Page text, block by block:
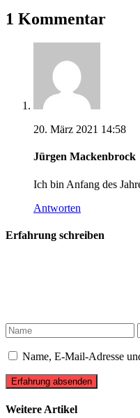
1 Kommentar
20. März 2021 14:58
Jürgen Mackenbrock
Ich bin Anfang des
Antworten
Erfahrung schreiben
Name, E-Mail-Adresse
Erfahrung absenden
Weitere Artikel